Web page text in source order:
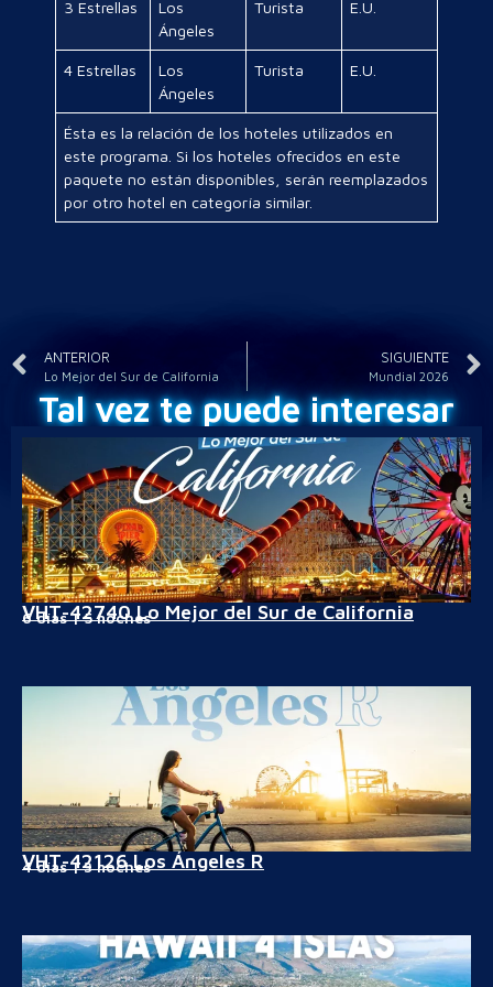
3 Estrellas
Los
Ángeles
Turista E.U.
4 Estrellas
Los
Ángeles
Turista E.U.
Ésta es la relación de los hoteles utilizados en
este programa. Si los hoteles ofrecidos en este
paquete no están disponibles, serán reemplazados
por otro hotel en categoría similar.
ANTERIOR
Lo Mejor del Sur de California
SIGUIENTE
Mundial 2026
Tal vez te puede interesar
VHT-42740 Lo Mejor del Sur de California
6 días | 5 noches
VHT-42126 Los Ángeles R
4 días | 3 noches